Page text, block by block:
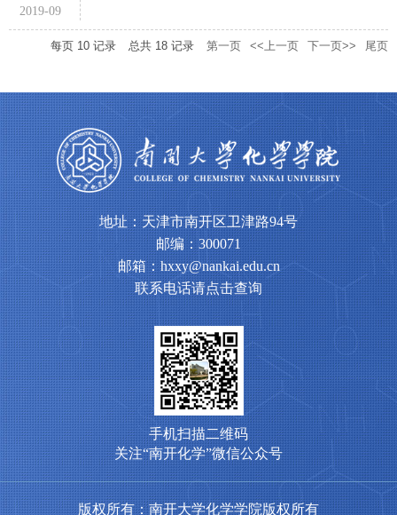
2019-09
每页 10 记录 总共 18 记录 第一页 <<上一页 下一页>> 尾页
地址：天津市南开区卫津路94号
邮编：300071
邮箱：hxxy@nankai.edu.cn
联系电话请点击查询
手机扫描二维码
关注“南开化学”微信公众号
版权所有：南开大学化学学院版权所有